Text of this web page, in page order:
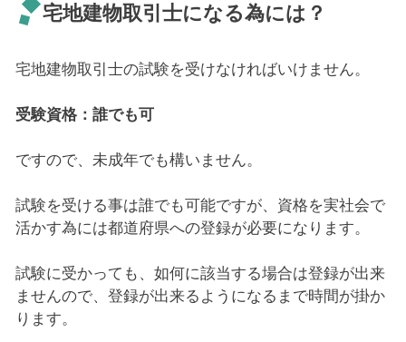
宅地建物取引士になる為には？
宅地建物取引士の試験を受けなければいけません。
受験資格：誰でも可
ですので、未成年でも構いません。
試験を受ける事は誰でも可能ですが、資格を実社会で
活かす為には都道府県への登録が必要になります。
試験に受かっても、如何に該当する場合は登録が出来
ませんので、登録が出来るようになるまで時間が掛か
ります。